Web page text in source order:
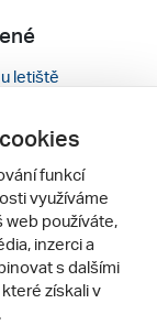
letiště
vaše cesty
funkcí
využíváme
web používáte,
inzerci a
s dalšími
získali v